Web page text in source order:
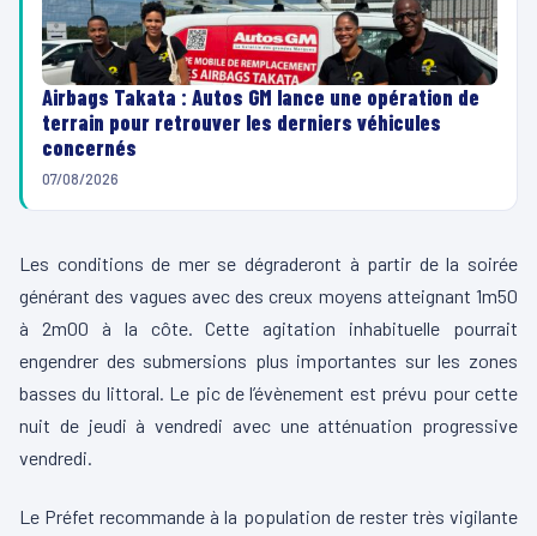
Airbags Takata : Autos GM lance une opération de
terrain pour retrouver les derniers véhicules
concernés
07/08/2026
Les conditions de mer se dégraderont à partir de la soirée
générant des vagues avec des creux moyens atteignant 1m50
à 2m00 à la côte. Cette agitation inhabituelle pourrait
engendrer des submersions plus importantes sur les zones
basses du littoral. Le pic de l’évènement est prévu pour cette
nuit de jeudi à vendredi avec une atténuation progressive
vendredi.
Le Préfet recommande à la population de rester très vigilante